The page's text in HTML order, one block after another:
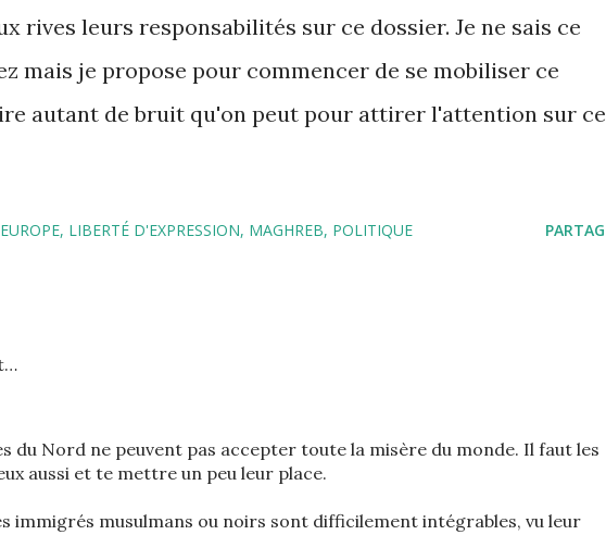
rives leurs responsabilités sur ce dossier. Je ne sais ce
mais je propose pour commencer de se mobiliser ce
autant de bruit qu'on peut pour attirer l'attention sur ce
EUROPE LIBERTÉ D'EXPRESSION MAGHREB POLITIQUE
du Nord ne peuvent pas accepter toute la misère du monde. Il faut les
aussi et te mettre un peu leur place.
immigrés musulmans ou noirs sont difficilement intégrables, vu leur